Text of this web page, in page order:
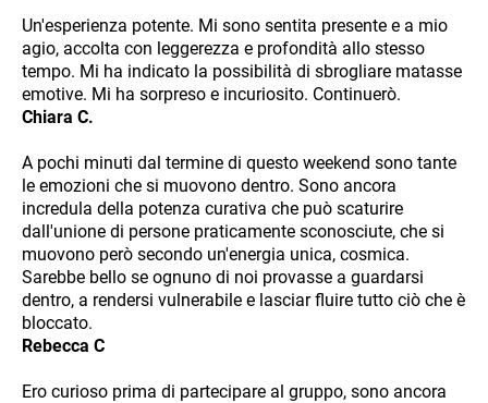
Un'esperienza potente. Mi sono sentita presente e a mio
agio, accolta con leggerezza e profondità allo stesso
tempo. Mi ha indicato la possibilità di sbrogliare matasse
emotive. Mi ha sorpreso e incuriosito. Continuerò.
Chiara C.
A pochi minuti dal termine di questo weekend sono tante
le emozioni che si muovono dentro. Sono ancora
incredula della potenza curativa che può scaturire
dall'unione di persone praticamente sconosciute, che si
muovono però secondo un'energia unica, cosmica.
Sarebbe bello se ognuno di noi provasse a guardarsi
dentro, a rendersi vulnerabile e lasciar fluire tutto ciò che è
bloccato.
Rebecca C
Ero curioso prima di partecipare al gruppo, sono ancora